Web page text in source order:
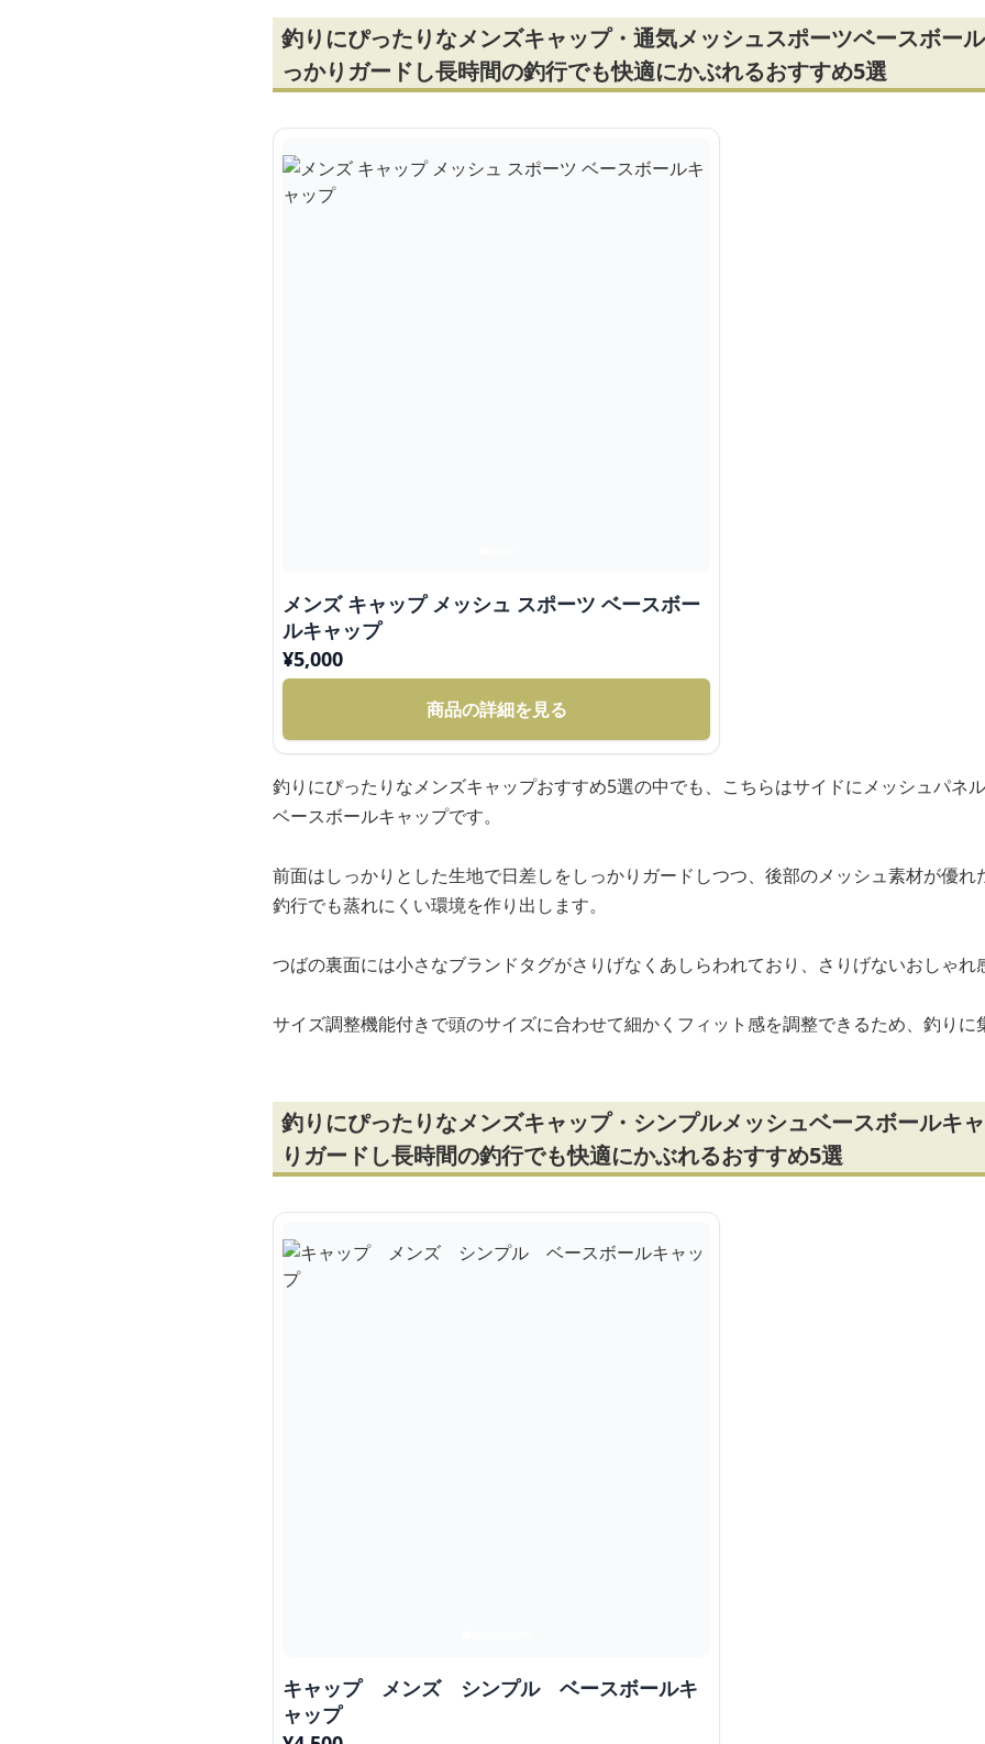
釣りにぴったりなメンズキャップ・通気メッシュスポーツベースボー
っかりガードし長時間の釣行でも快適にかぶれるおすすめ5選
メンズ キャップ メッシュ スポーツ ベースボー
ルキャップ
¥5,000
商品の詳細を見る
釣りにぴったりなメンズキャップおすすめ5選の中でも、こちらはサイドにメッシュパネ
ベースボールキャップです。
前面はしっかりとした生地で日差しをしっかりガードしつつ、後部のメッシュ素材が優
釣行でも蒸れにくい環境を作り出します。
つばの裏面には小さなブランドタグがさりげなくあしらわれており、さりげないおしゃれ
サイズ調整機能付きで頭のサイズに合わせて細かくフィット感を調整できるため、釣りに
釣りにぴったりなメンズキャップ・シンプルメッシュベースボールキ
りガードし長時間の釣行でも快適にかぶれるおすすめ5選
キャップ メンズ シンプル ベースボールキ
ャップ